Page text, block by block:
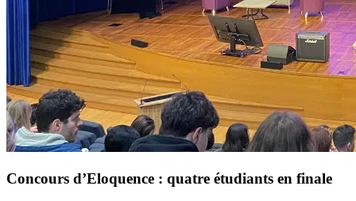
Concours d’Eloquence : quatre étudiants en finale